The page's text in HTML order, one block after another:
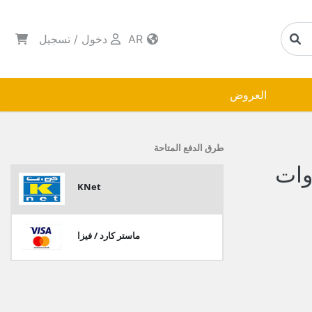
دخول / تسجيل
العروض
طرق الدفع المتاحة
KNet
ماستر كارد / فيزا